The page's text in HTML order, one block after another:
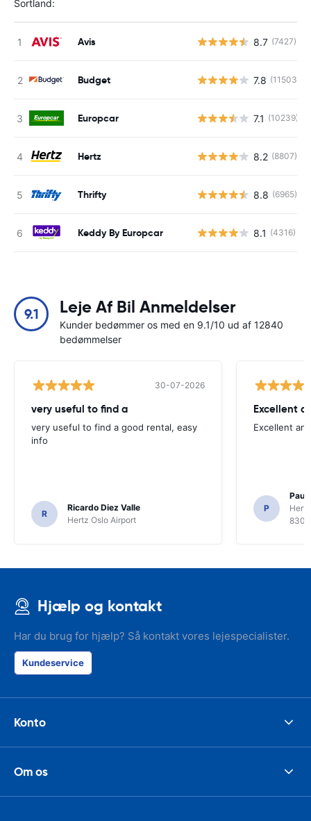
Sortland:
Avis 8.7 (7427)
Budget 7.8 (11503)
Europcar 7.1 (10239)
Hertz 8.2 (8807)
Thrifty 8.8 (6965)
Keddy By Europcar 8.1 (4316)
9.1 Leje Af Bil Anmeldelser
Kunder bedømmer os med en 9.1/10 ud af 12840
bedømmelser
30-07-2026
very useful to find a
very useful to find a good rental, easy
info
R
Ricardo Diez Valle
Hertz Oslo Airport
Excellent
Excellent
P
Paul
8300
Hjælp og kontakt
Har du brug for hjælp? Så kontakt vores lejespecialister.
Kundeservice
Konto
Om os